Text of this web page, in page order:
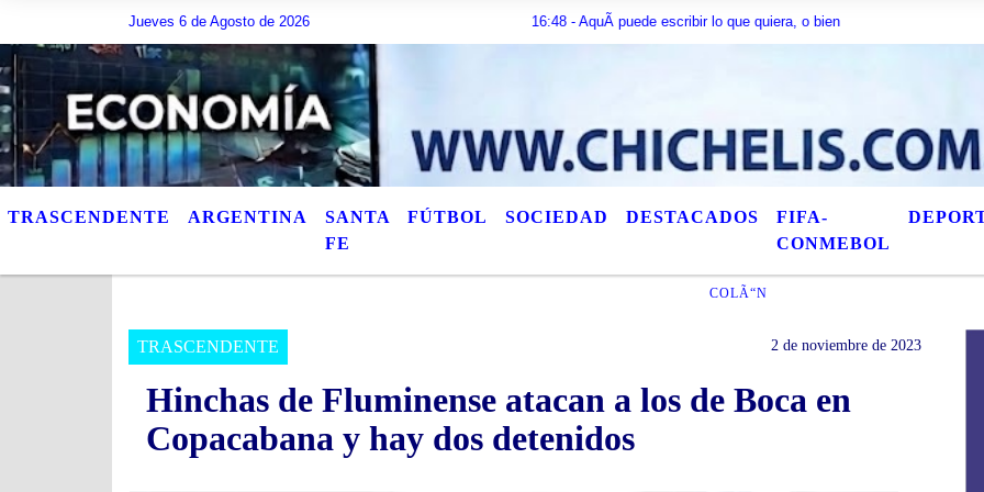
Jueves 6 de Agosto de 2026
Hoy es Jueves 6 de Agosto de 2026 y son las 16:48 - AquÃ­ puede escribir lo que quiera, o bien puede mostrar los Ãºltimos
TRASCENDENTE ARGENTINA
SANTA
FE
FÚTBOL SOCIEDAD DESTACADOS
FIFA-
CONMEBOL
COLÃ“N
TRASCENDENTE 2 de noviembre de 2023
Hinchas de Fluminense atacan a los de Boca en
Copacabana y hay dos detenidos